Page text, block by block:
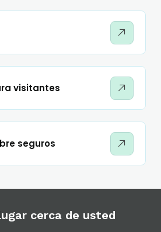
visitantes
seguros
cerca de usted